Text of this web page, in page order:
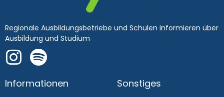
Regionale Ausbildungsbetriebe und Schulen informieren über
Ausbildung und Studium
Informationen Sonstiges